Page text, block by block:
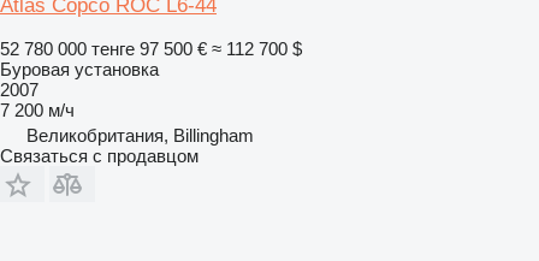
Atlas Copco ROC L6-44
52 780 000 тенге 97 500 € ≈ 112 700 $
Буровая установка
2007
7 200 м/ч
Великобритания, Billingham
Связаться с продавцом